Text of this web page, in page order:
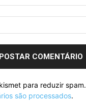
para reduzir spam.
são processados.